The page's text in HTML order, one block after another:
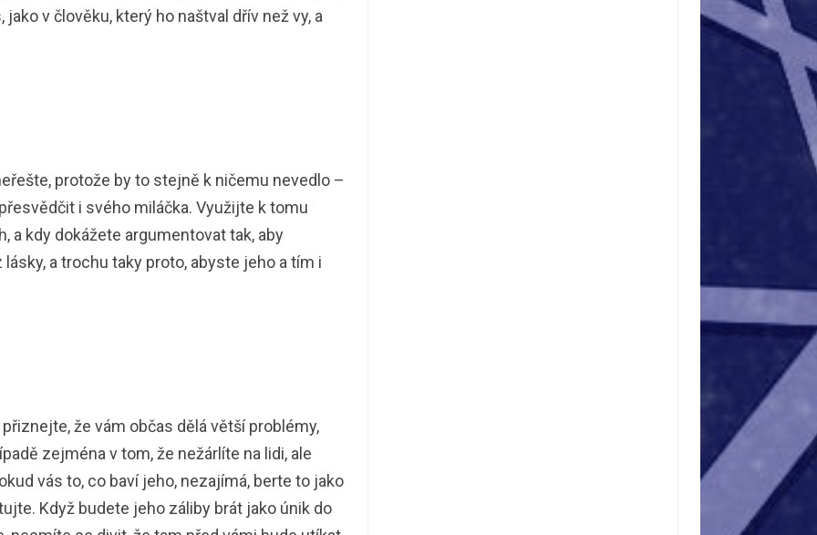
v člověku, který ho naštval dřív než vy, a
protože by to stejně k ničemu nevedlo –
i svého miláčka. Využijte k tomu
a kdy dokážete argumentovat tak, aby
a trochu taky proto, abyste jeho a tím i
že vám občas dělá větší problémy,
zejména v tom, že nežárlíte na lidi, ale
vás to, co baví jeho, nezajímá, berte to jako
Když budete jeho záliby brát jako únik do